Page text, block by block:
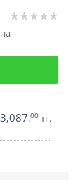
3,087.00 тг.